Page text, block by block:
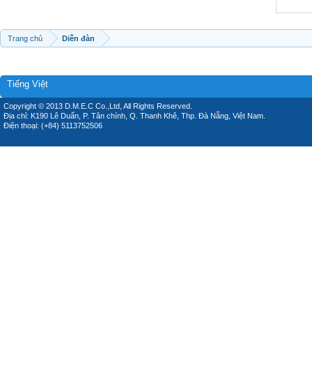
Trang chủ Diễn đàn
Tiếng Việt
Copyright © 2013 D.M.E.C Co.,Ltd, All Rights Reserved.
Địa chỉ: K190 Lê Duẩn, P. Tân chính, Q. Thanh Khê, Thp. Đà Nẵng, Việt Nam.
Điện thoại: (+84) 5113752506